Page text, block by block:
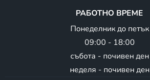
РАБОТНО ВРЕМЕ
Понеделник до петък
09:00 - 18:00
събота - почивен ден
неделя - почивен ден